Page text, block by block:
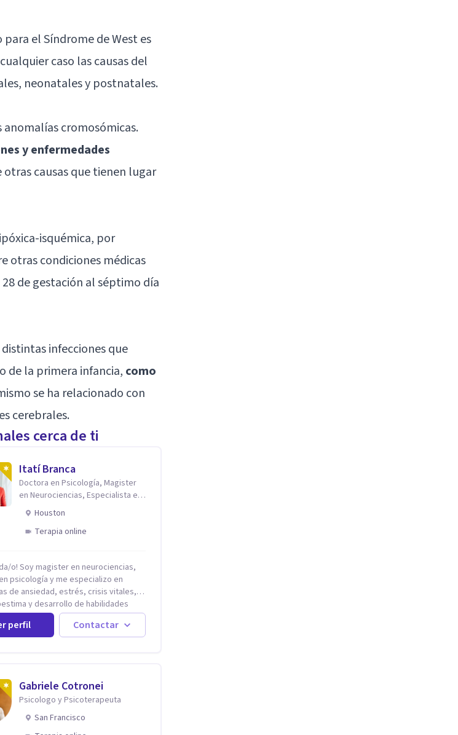
el Síndrome de West es
caso las causas del
neonatales y postnatales.
cromosómicas.
y enfermedades
causas que tienen lugar
isquémica, por
otras condiciones médicas
de gestación al séptimo día
infecciones que
de la primera infancia, como
se ha relacionado con
cerebrales.
cerca de ti
Itatí Branca
Doctora en Psicología, Magister
en Neurociencias, Especialista en
ansiedad y mindfulness
Houston
Terapia online
psicología y me especializo en
de ansiedad, estrés, crisis vitales,
y desarrollo de habilidades
emocional (acompaño además
como la desregulación
tendencias perfeccionistas,
perfil Contactar
Gabriele Cotronei
Psicologo y Psicoterapeuta
San Francisco